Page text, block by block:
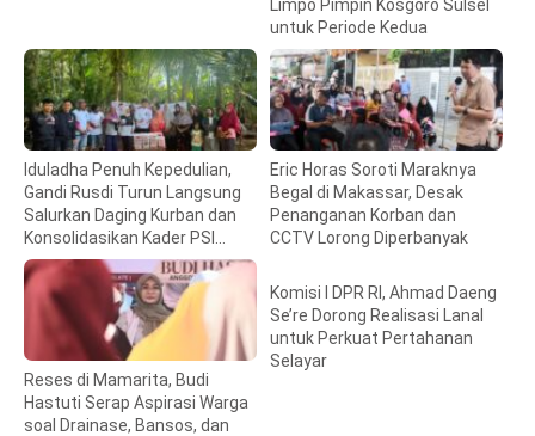
Limpo Pimpin Kosgoro Sulsel
untuk Periode Kedua
Iduladha Penuh Kepedulian,
Gandi Rusdi Turun Langsung
Salurkan Daging Kurban dan
Konsolidasikan Kader PSI
Sulsel
Eric Horas Soroti Maraknya
Begal di Makassar, Desak
Penanganan Korban dan
CCTV Lorong Diperbanyak
Reses di Mamarita, Budi
Hastuti Serap Aspirasi Warga
soal Drainase, Bansos, dan
Komisi I DPR RI, Ahmad Daeng
Se’re Dorong Realisasi Lanal
untuk Perkuat Pertahanan
Selayar